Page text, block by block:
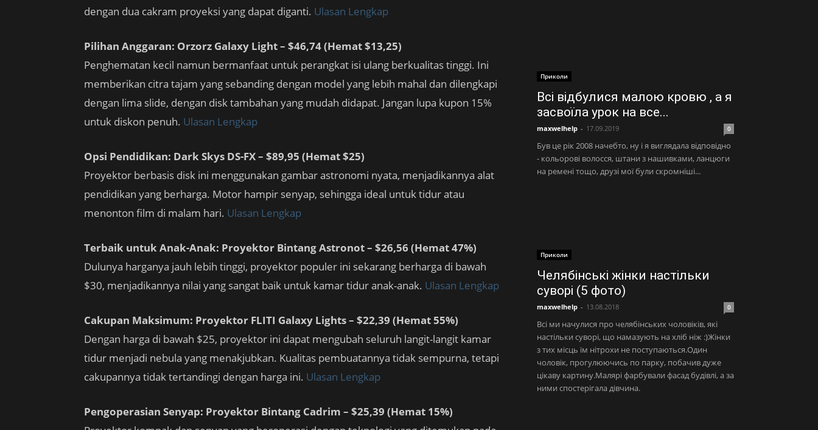
dengan dua cakram proyeksi yang dapat diganti. Ulasan Lengkap
Pilihan Anggaran: Orzorz Galaxy Light – $46,74 (Hemat $13,25)
Penghematan kecil namun bermanfaat untuk perangkat isi ulang berkualitas tinggi. Ini
memberikan citra tajam yang sebanding dengan model yang lebih mahal dan dilengkapi
dengan lima slide, dengan disk tambahan yang mudah didapat. Jangan lupa kupon 15%
untuk diskon penuh. Ulasan Lengkap
Opsi Pendidikan: Dark Skys DS-FX – $89,95 (Hemat $25)
Proyektor berbasis disk ini menggunakan gambar astronomi nyata, menjadikannya alat
pendidikan yang berharga. Motor hampir senyap, sehingga ideal untuk tidur atau
menonton film di malam hari. Ulasan Lengkap
Terbaik untuk Anak-Anak: Proyektor Bintang Astronot – $26,56 (Hemat 47%)
Dulunya harganya jauh lebih tinggi, proyektor populer ini sekarang berharga di bawah
$30, menjadikannya nilai yang sangat baik untuk kamar tidur anak-anak. Ulasan Lengkap
Cakupan Maksimum: Proyektor FLITI Galaxy Lights – $22,39 (Hemat 55%)
Dengan harga di bawah $25, proyektor ini dapat mengubah seluruh langit-langit kamar
tidur menjadi nebula yang menakjubkan. Kualitas pembuatannya tidak sempurna, tetapi
cakupannya tidak tertandingi dengan harga ini. Ulasan Lengkap
Pengoperasian Senyap: Proyektor Bintang Cadrim – $25,39 (Hemat 15%)
Приколи
Всі відбулися малою кровю , а я
засвоїла урок на все...
maxwelhelp - 17.09.2019 0
Був це рік 2008 начебто, ну і я виглядала відповідно
- кольорові волосся, штани з нашивками, ланцюги
на ремені тощо, друзі мої були скромніші...
Приколи
Челябінські жінки настільки
суворі (5 фото)
maxwelhelp - 13.08.2018 0
Всі ми начулися про челябінських чоловіків, які
настільки суворі, що намазують на хліб ніж :)Жінки
з тих місць їм нітрохи не поступаються.Один
чоловік, прогулюючись по парку, побачив дуже
цікаву картину.Малярі фарбували фасад будівлі, а за
ними спостерігала дівчина.